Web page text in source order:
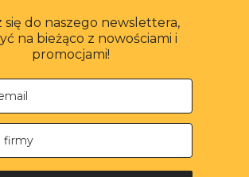
się do naszego newslettera,
na bieżąco z nowościami i
promocjami!